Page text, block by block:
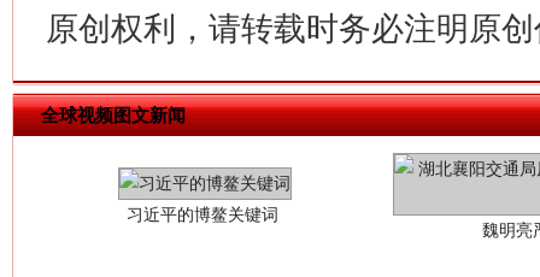
原创权利，请转载时务必注明原
全球视频图文新闻
魏明亮